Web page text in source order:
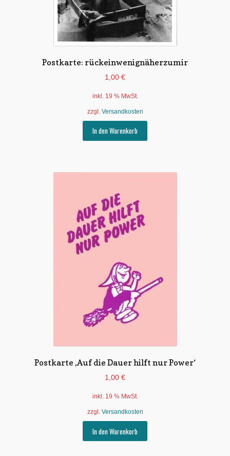
Postkarte: rückeinwenignäherzumir
1,00 €
inkl. 19 % MwSt.
zzgl. Versandkosten
In den Warenkorb
Postkarte ‚Auf die Dauer hilft nur Power‘
1,00 €
inkl. 19 % MwSt.
zzgl. Versandkosten
In den Warenkorb